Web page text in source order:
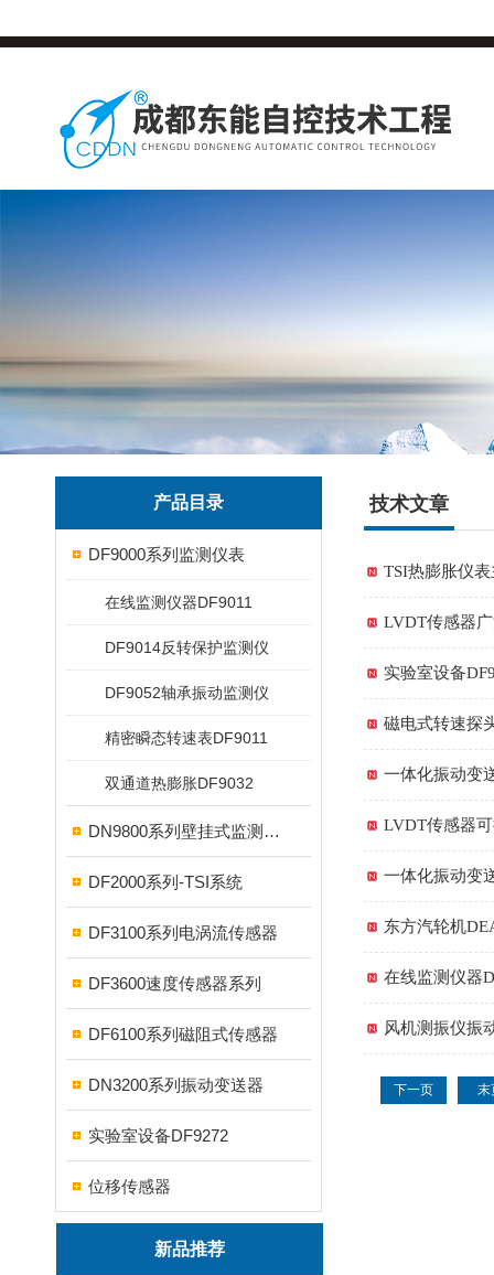
产品目录
DF9000系列监测仪表
在线监测仪器DF9011
DF9014反转保护监测仪
DF9052轴承振动监测仪
精密瞬态转速表DF9011
双通道热膨胀DF9032
DN9800系列壁挂式监测仪表
DF2000系列-TSI系统
DF3100系列电涡流传感器
DF3600速度传感器系列
DF6100系列磁阻式传感器
DN3200系列振动变送器
实验室设备DF9272
位移传感器
新品推荐
技术文章
TSI热膨胀仪
LVDT传感器
实验室设备
磁电式转速探
一体化振动变
LVDT传感器
一体化振动变
东方汽轮机
在线监测仪器
风机测振仪振
下一页 末